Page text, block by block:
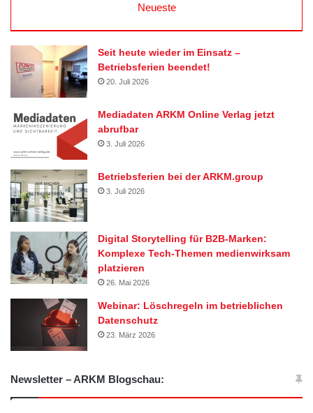
Neueste
Seit heute wieder im Einsatz –
Betriebsferien beendet!
20. Juli 2026
Mediadaten ARKM Online Verlag jetzt
abrufbar
3. Juli 2026
Betriebsferien bei der ARKM.group
3. Juli 2026
Digital Storytelling für B2B-Marken:
Komplexe Tech-Themen medienwirksam
platzieren
26. Mai 2026
Webinar: Löschregeln im betrieblichen
Datenschutz
23. März 2026
Newsletter – ARKM Blogschau: